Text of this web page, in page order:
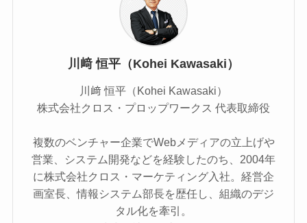
川﨑 恒平（Kohei Kawasaki）
川﨑 恒平（Kohei Kawasaki）
株式会社クロス・プロップワークス 代表取締役
複数のベンチャー企業でWebメディアの立上げや
営業、システム開発などを経験したのち、2004年
に株式会社クロス・マーケティング入社。経営企
画室長、情報システム部長を歴任し、組織のデジ
タル化を牽引。